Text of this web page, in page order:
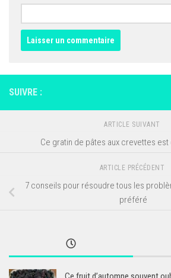
SUIVRE :
ARTICLE SUIVANT
Ce gratin de pâtes aux crevettes est
ARTICLE PRÉCÉDENT
7 conseils pour résoudre tous les
préféré